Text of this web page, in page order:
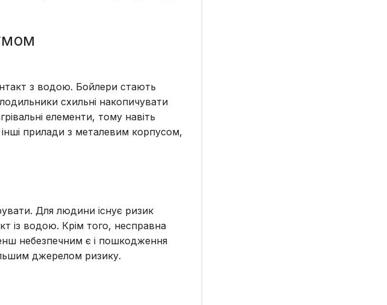
з водою. Бойлери стають
схильні накопичувати
елементи, тому навіть
прилади з металевим корпусом,
Для людини існує ризик
із водою. Крім того, несправна
небезпечним є і пошкодження
джерелом ризику.